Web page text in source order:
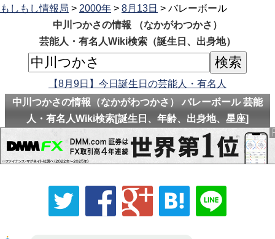
もしもし情報局 > 2000年 > 8月13日 > バレーボール
中川つかさの情報 （なかがわつかさ）
芸能人・有名人Wiki検索（誕生日、出身地）
【8月9日】今日誕生日の芸能人・有名人
中川つかさの情報（なかがわつかさ） バレーボール 芸能
人・有名人Wiki検索[誕生日、年齢、出身地、星座]